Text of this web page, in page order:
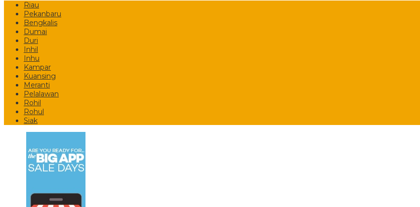
Riau
Pekanbaru
Bengkalis
Dumai
Duri
Inhil
Inhu
Kampar
Kuansing
Meranti
Pelalawan
Rohil
Rohul
Siak